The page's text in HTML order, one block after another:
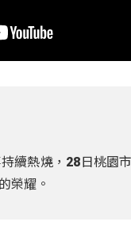
續熱燒，28日桃園
榮耀。